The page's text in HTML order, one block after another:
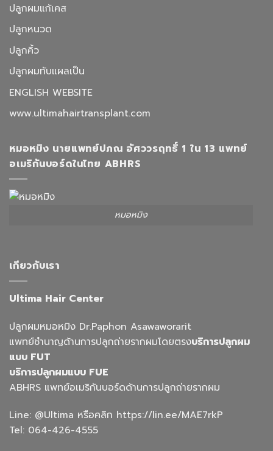
ปลูกผมแก้เคส
ปลูกหนวด
ปลูกคิ้ว
ปลูกผมทับแผลเป็น
ENGLISH WEBSITE
www.ultimahairtransplant.com
หมอหมิง นายแพทย์ปภณ อัศววรฤทธิ์ 1 ใน 13 แพทย์
อเมริกันบอร์ดในไทย ABHRS
หมอหมิง
เกียวกับเรา
Ultima Hair Center
ปลูกผมหมอหมิง Dr.Paphon Asawaworarit
แพทย์ชำนาญด้านการปลูกถ่ายรากผมโดยตรงบริการปลูกผม
แบบ FUT
บริการปลูกผมแบบ FUE
ABHRS แพทย์อเมริกันบอร์ดด้านการปลูกถ่ายรากผม
Line: @Ultima หรือคลิก https://lin.ee/MAE7rkP
Tel: 064-426-4555